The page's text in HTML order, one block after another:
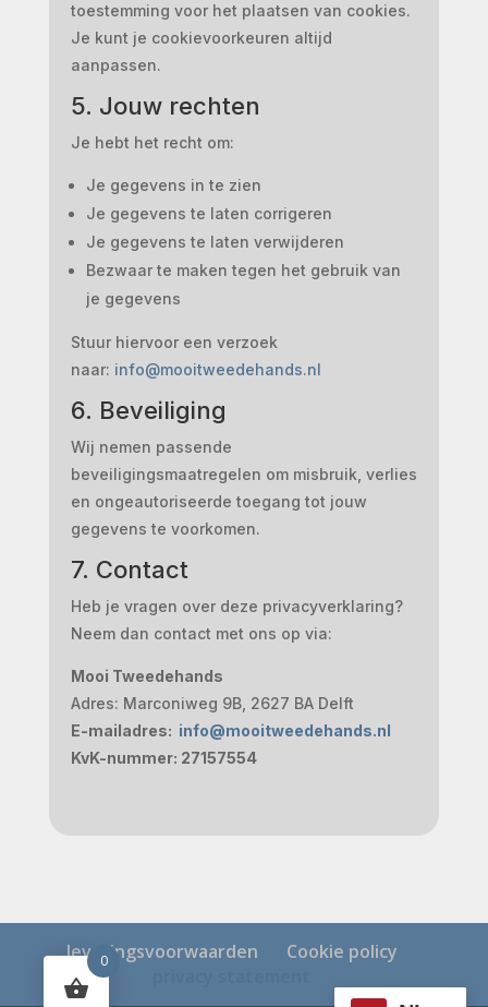
toestemming voor het plaatsen van cookies.
Je kunt je cookievoorkeuren altijd
aanpassen.
5. Jouw rechten
Je hebt het recht om:
Je gegevens in te zien
Je gegevens te laten corrigeren
Je gegevens te laten verwijderen
Bezwaar te maken tegen het gebruik van
je gegevens
Stuur hiervoor een verzoek
naar: info@mooitweedehands.nl
6. Beveiliging
Wij nemen passende
beveiligingsmaatregelen om misbruik, verlies
en ongeautoriseerde toegang tot jouw
gegevens te voorkomen.
7. Contact
Heb je vragen over deze privacyverklaring?
Neem dan contact met ons op via:
Mooi Tweedehands
Adres: Marconiweg 9B, 2627 BA Delft
E-mailadres: info@mooitweedehands.nl
KvK-nummer: 27157554
leveringsvoorwaarden
Cookie policy
0